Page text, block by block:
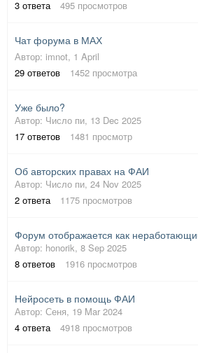
3 ответа 495 просмотров
Чат форума в МАХ
Автор: imnot, 1 April
29 ответов 1452 просмотра
Уже было?
Автор: Число пи, 13 Dec 2025
17 ответов 1481 просмотр
Об авторских правах на ФАИ
Автор: Число пи, 24 Nov 2025
2 ответа 1175 просмотров
Форум отображается как
Автор: honorik, 8 Sep 2025
8 ответов 1916 просмотров
Нейросеть в помощь ФАИ
Автор: Сеня, 19 Mar 2024
4 ответа 4918 просмотров